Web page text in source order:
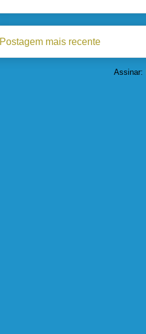
Postagem mais recente
Assinar: